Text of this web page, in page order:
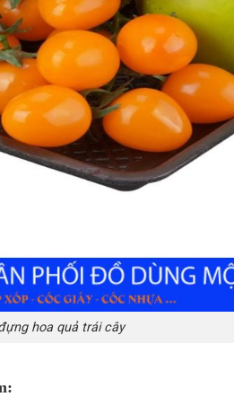
hoa quả trái cây